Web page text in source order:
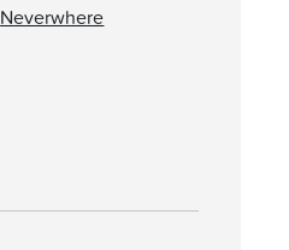
Neverwhere